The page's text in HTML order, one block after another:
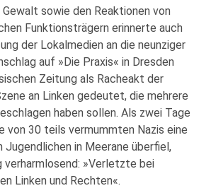
sowie den Reaktionen von
Funktionsträgern erinnerte auch
der Lokalmedien an die neunziger
auf »Die Praxis« in Dresden
Zeitung als Racheakt der
an Linken gedeutet, die mehrere
haben sollen. Als zwei Tage
von 30 teils vermummten Nazis eine
Jugendlichen in Meerane überfiel,
»Verletzte bei
Linken und Rechten«.